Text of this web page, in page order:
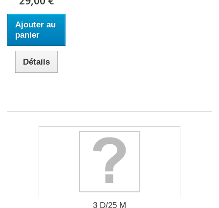
Ajouter au
panier
Détails
3 D/25 M